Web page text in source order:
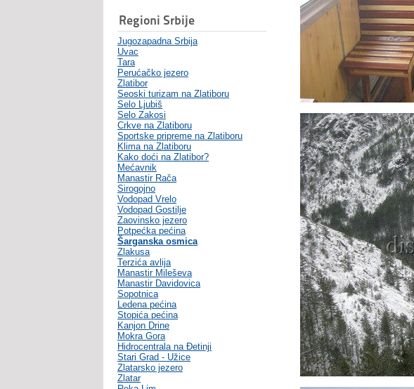
Regioni Srbije
Jugozapadna Srbija
Uvac
Tara
Perućačko jezero
Zlatibor
Seoski turizam na Zlatiboru
Selo Ljubiš
Selo Zakosi
Crkve na Zlatiboru
Sportske pripreme na Zlatiboru
Klima na Zlatiboru
Kako doći na Zlatibor?
Mećavnik
Manastir Rača
Sirogojno
Vodopad Vrelo
Vodopad Gostilje
Zaovinsko jezero
Potpećka pećina
Šarganska osmica
Zlakusa
Terzića avlija
Manastir Mileševa
Manastir Davidovica
Sopotnica
Ledena pećina
Stopića pećina
Kanjon Drine
Mokra Gora
Hidrocentrala na Đetinji
Stari Grad - Užice
Zlatarsko jezero
Zlatar